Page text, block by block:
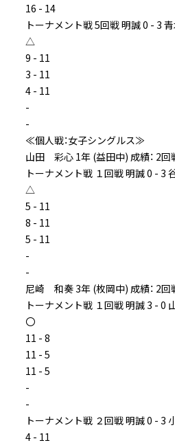
16 - 14
トーナメント戦 5回戦 明誠 0 - 3 青
△
9 - 11
3 - 11
4 - 11
-
-
≪個人戦：女子シングルス≫
山田 彩心 1年 (益田中) 成績： 2回
トーナメント戦 １回戦 明誠 0 - 3
△
5 - 11
8 - 11
5 - 11
-
-
尼崎 和奏 3年 (枚岡中) 成績： 2回
トーナメント戦 １回戦 明誠 3 - 0
〇
11 - 8
11 - 5
11 - 5
-
-
トーナメント戦 ２回戦 明誠 0 - 3
4 - 11